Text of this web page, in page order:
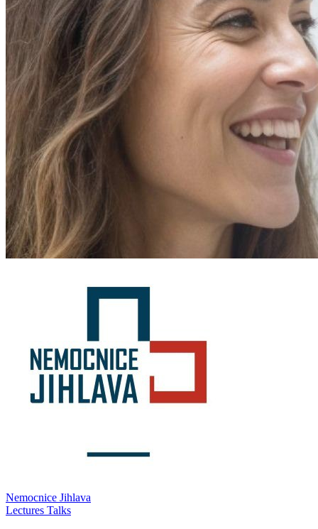
Nemocnice Jihlava
Lectures Talks